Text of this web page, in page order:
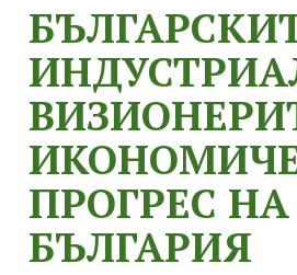
ПРОГРЕС НА
БЪЛГАРИЯ